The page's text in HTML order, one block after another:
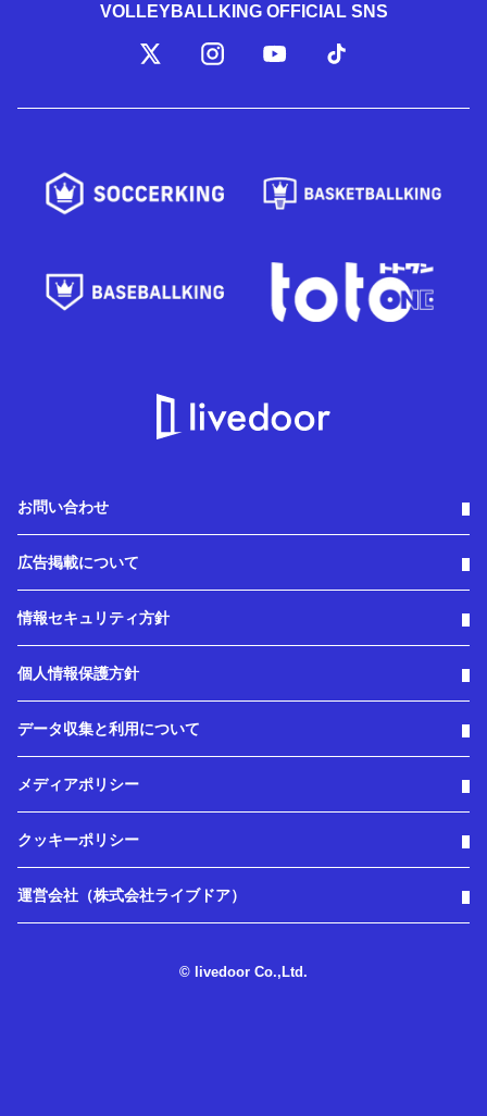
VOLLEYBALLKING OFFICIAL SNS
お問い合わせ
広告掲載について
情報セキュリティ方針
個人情報保護方針
データ収集と利用について
メディアポリシー
クッキーポリシー
運営会社（株式会社ライブドア）
© livedoor Co.,Ltd.